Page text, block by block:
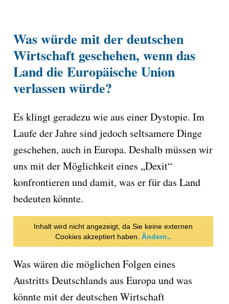
Was würde mit der deutschen
Wirtschaft geschehen, wenn das
Land die Europäische Union
verlassen würde?
Es klingt geradezu wie aus einer Dystopie. Im
Laufe der Jahre sind jedoch seltsamere Dinge
geschehen, auch in Europa. Deshalb müssen wir
uns mit der Möglichkeit eines „Dexit“
konfrontieren und damit, was er für das Land
bedeuten könnte.
Inhalt wird nicht angezeigt, da Sie keine externen
Cookies akzeptiert haben. Ändern..
Was wären die möglichen Folgen eines
Austritts Deutschlands aus Europa und was
könnte mit der deutschen Wirtschaft